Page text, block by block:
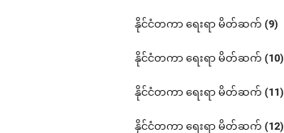
နိုင်ငံတကာ ရေးရာ မိတ်ဆက် (9)
နိုင်ငံတကာ ရေးရာ မိတ်ဆက် (10)
နိုင်ငံတကာ ရေးရာ မိတ်ဆက် (11)
နိုင်ငံတကာ ရေးရာ မိတ်ဆက် (12)